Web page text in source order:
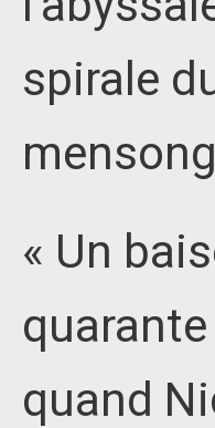
spirale
« Un
quarante
quand